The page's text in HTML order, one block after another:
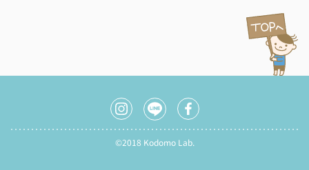
©2018 Kodomo Lab.